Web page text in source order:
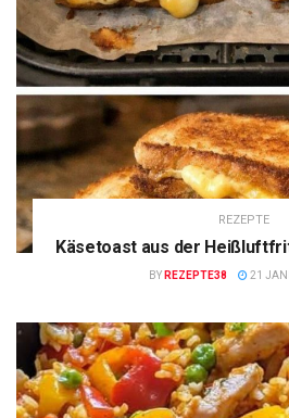
REZEPTE
Käsetoast aus der
BY REZEPTE38 21